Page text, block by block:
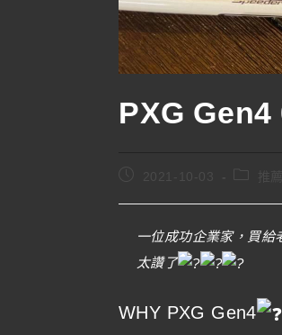
PXG
2021-10-03
一位成功企業家，買給
太讚了
WHY PXG Gen4